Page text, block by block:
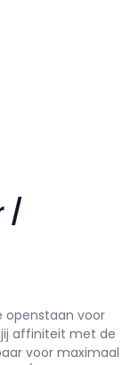
/
voor
jij affiniteit met de
voor maximaal